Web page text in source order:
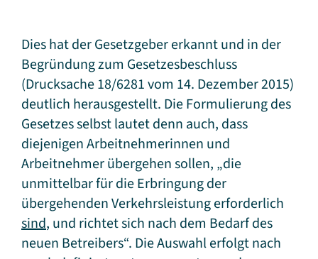
Dies hat der Gesetzgeber erkannt und in der
Begründung zum Gesetzesbeschluss
(Drucksache 18/6281 vom 14. Dezember 2015)
deutlich herausgestellt. Die Formulierung des
Gesetzes selbst lautet denn auch, dass
diejenigen Arbeitnehmerinnen und
Arbeitnehmer übergehen sollen, „die
unmittelbar für die Erbringung der
übergehenden Verkehrsleistung erforderlich
sind, und richtet sich nach dem Bedarf des
neuen Betreibers“. Die Auswahl erfolgt nach